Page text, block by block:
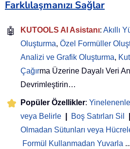
Farklılaşmanızı Sağlar
🤖 KUTOOLS AI Asistanı: Akıllı
Oluşturma, Özel Formüller
Analizi ve Grafik Oluşturma,
Çağırma Üzerine Dayalı Veri
Devrimleştirin…
Popüler Özellikler:
veya Belirle
Boş Satırları Sil
Olmadan Sütunları veya
Formül Kullanmadan Yuvarla ...